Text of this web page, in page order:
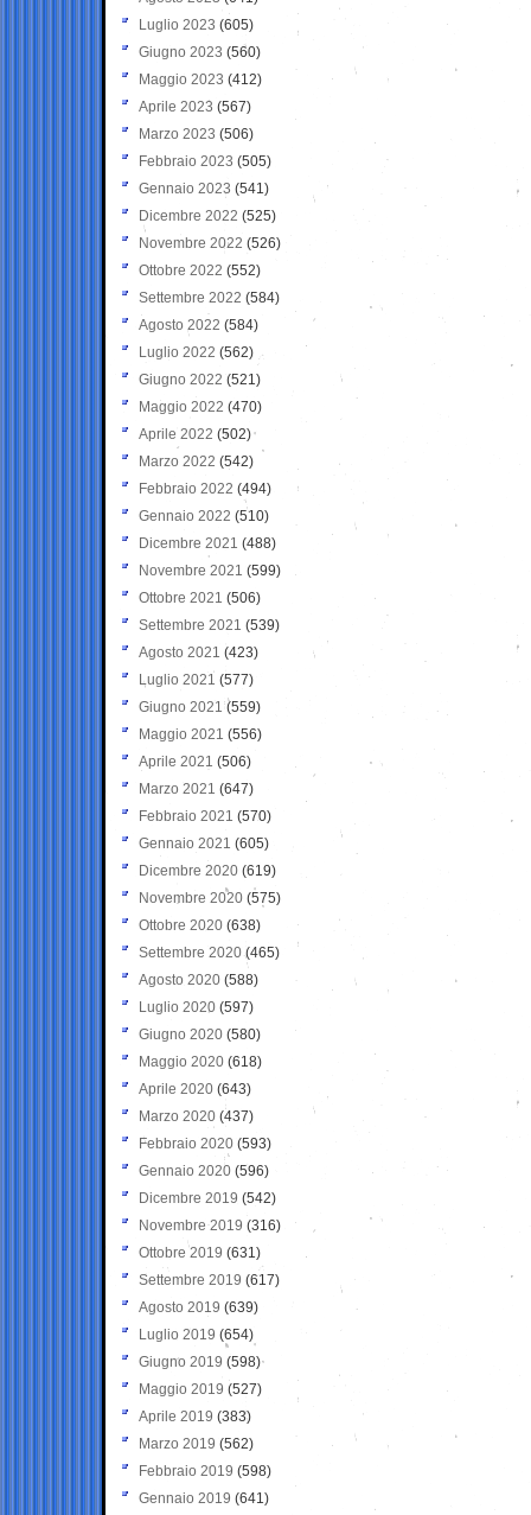
Luglio 2023 (605)
Giugno 2023 (560)
Maggio 2023 (412)
Aprile 2023 (567)
Marzo 2023 (506)
Febbraio 2023 (505)
Gennaio 2023 (541)
Dicembre 2022 (525)
Novembre 2022 (526)
Ottobre 2022 (552)
Settembre 2022 (584)
Agosto 2022 (584)
Luglio 2022 (562)
Giugno 2022 (521)
Maggio 2022 (470)
Aprile 2022 (502)
Marzo 2022 (542)
Febbraio 2022 (494)
Gennaio 2022 (510)
Dicembre 2021 (488)
Novembre 2021 (599)
Ottobre 2021 (506)
Settembre 2021 (539)
Agosto 2021 (423)
Luglio 2021 (577)
Giugno 2021(559)
Maggio 2021 (556)
Aprile 2021 (506)
Marzo 2021 (647)
Febbraio 2021 (570)
Gennaio 2021 (605)
Dicembre 2020 (619)
Novembre 2020 (575)
Ottobre 2020 (638)
Settembre 2020(465)
Agosto 2020 (588)
Luglio 2020 (597)
Giugno 2020 (580)
Maggio 2020 (618)
Aprile 2020 (643)
Marzo 2020 (437)
Febbraio 2020 (593)
Gennaio 2020 (596)
Dicembre 2019 (542)
Novembre 2019 (316)
Ottobre 2019 (631)
Settembre 2019 (617)
Agosto 2019 (639)
Luglio 2019 (654)
Giugno 2019 (598)
Maggio 2019 (527)
Aprile 2019 (383)
Marzo 2019 (562)
Febbraio 2019 (598)
Gennaio 2019 (641)